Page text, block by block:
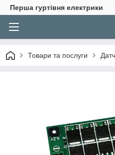
Перша гуртівня електрики
Товари та послуги